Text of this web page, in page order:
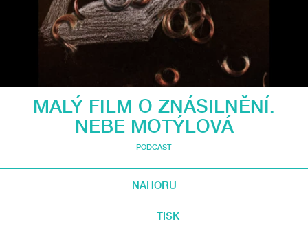
MALÝ FILM O ZNÁSILNĚNÍ.
NEBE MOTÝLOVÁ
PODCAST
NAHORU
TISK